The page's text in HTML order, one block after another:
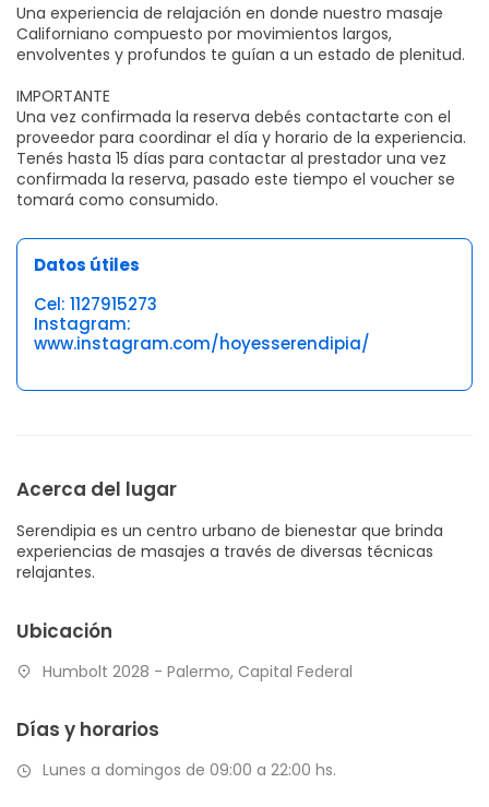
Una experiencia de relajación en donde nuestro masaje
Californiano compuesto por movimientos largos,
envolventes y profundos te guían a un estado de plenitud.
IMPORTANTE
Una vez confirmada la reserva debés contactarte con el
proveedor para coordinar el día y horario de la experiencia.
Tenés hasta 15 días para contactar al prestador una vez
confirmada la reserva, pasado este tiempo el voucher se
tomará como consumido.
Datos útiles
Cel: 1127915273
Instagram:
www.instagram.com/hoyesserendipia/
Acerca del lugar
Serendipia es un centro urbano de bienestar que brinda
experiencias de masajes a través de diversas técnicas
relajantes.
Ubicación
Humbolt 2028 - Palermo, Capital Federal
Días y horarios
Lunes a domingos de 09:00 a 22:00 hs.